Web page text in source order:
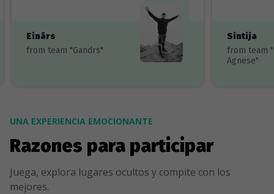
Einārs
from team "Gandrs"
Sintija
from team
Agnese"
UNA EXPERIENCIA EMOCIONANTE
Razones para participar
Juega, explora lugares ocultos y compite con los
mejores.